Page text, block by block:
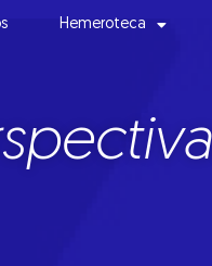
Hemeroteca